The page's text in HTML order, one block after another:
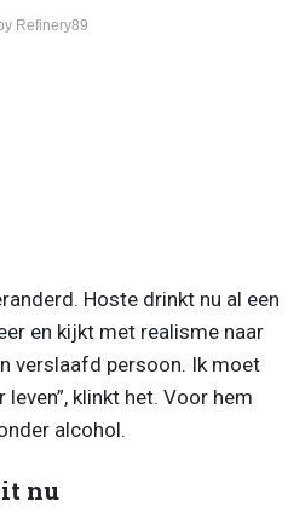
Refinery89
Hoste drinkt nu al een
en kijkt met realisme naar
verslaafd persoon. Ik moet
leven”, klinkt het. Voor hem
alcohol.
nu